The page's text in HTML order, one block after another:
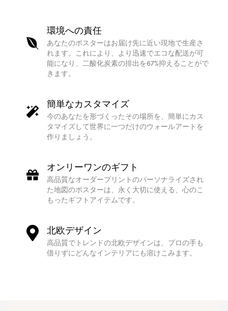
環境への責任
あなたのポスターはお届け先に近い現地で生産さ
れます。これにより、より迅速でエコな配送が可
能になり、二酸化炭素の排出を67%抑えることがで
きます。
簡単なカスタマイズ
今のあなたを形づくったその場所を、簡単にカス
タマイズして世界に一つだけのウォールアートを
作りましょう。
オンリーワンのギフト
高品質なオーダープリントのパーソナライズされ
た地図のポスターは、永く大切に使える、心のこ
もったギフトアイテムです。
北欧デザイン
高品質でトレンドの北欧デザインは、プロの手も
借りずにどんなインテリアにも溶けこみます。